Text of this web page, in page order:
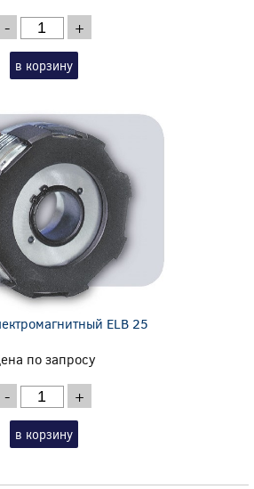
- +
в корзину
ELB 25
по запросу
- +
в корзину